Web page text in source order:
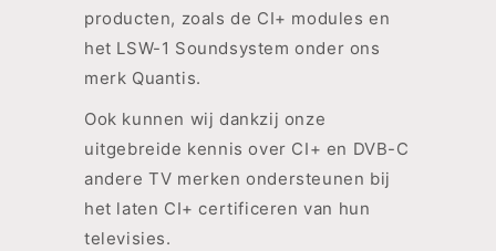
producten, zoals de CI+ modules en
het LSW-1 Soundsystem onder ons
merk Quantis.
Ook kunnen wij dankzij onze
uitgebreide kennis over CI+ en DVB-C
andere TV merken ondersteunen bij
het laten CI+ certificeren van hun
televisies.